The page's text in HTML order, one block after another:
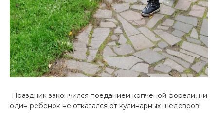
Праздник закончился поеданием копченой форели, ни
один ребенок не отказался от кулинарных шедевров!